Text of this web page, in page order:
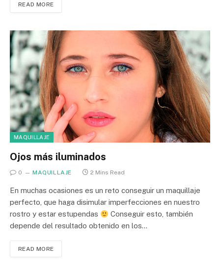
READ MORE
MAQUILLAJE
Ojos más iluminados
0 MAQUILLAJE 2 Mins Read
En muchas ocasiones es un reto conseguir un maquillaje
perfecto, que haga disimular imperfecciones en nuestro
rostro y estar estupendas
Conseguir esto, también
depende del resultado obtenido en los…
READ MORE